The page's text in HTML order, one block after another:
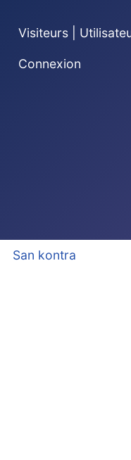
Visiteurs |
Connexion
San kontra